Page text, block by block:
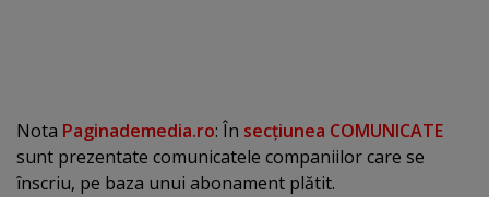
Nota Paginademedia.ro: În secţiunea COMUNICATE
sunt prezentate comunicatele companiilor care se
înscriu, pe baza unui abonament plătit.